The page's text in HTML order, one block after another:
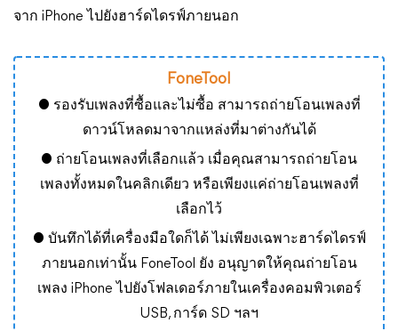
จาก iPhone ไปยังฮาร์ดไดรฟ์ภายนอก
FoneTool
● รองรับเพลงที่ซื้อและไม่ซื้อ สามารถถ่ายโอนเพลงที่
ดาวน์โหลดมาจากแหล่งที่มาต่างกันได้
● ถ่ายโอนเพลงที่เลือกแล้ว เมื่อคุณสามารถถ่ายโอน
เพลงทั้งหมดในคลิกเดียว หรือเพียงแค่ถ่ายโอนเพลงที่
เลือกไว้
● บันทึกได้ที่เครื่องมือใดก็ได้ ไม่เพียงเฉพาะฮาร์ดไดรฟ์
ภายนอกเท่านั้น FoneTool ยัง อนุญาตให้คุณถ่ายโอน
เพลง iPhone ไปยังโฟลเดอร์ภายในเครื่องคอมพิวเตอร์
USB, การ์ด SD ฯลฯ